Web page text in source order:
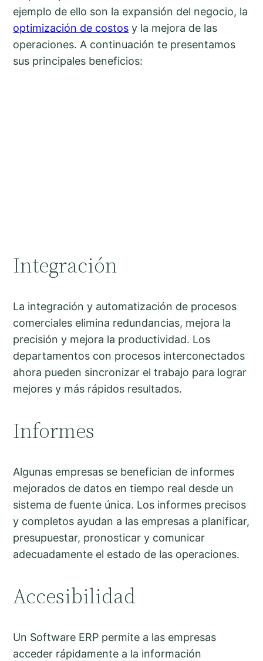
ejemplo de ello son la expansión del negocio, la
optimización de costos y la mejora de las
operaciones. A continuación te presentamos
sus principales beneficios:
Integración
La integración y automatización de procesos
comerciales elimina redundancias, mejora la
precisión y mejora la productividad. Los
departamentos con procesos interconectados
ahora pueden sincronizar el trabajo para lograr
mejores y más rápidos resultados.
Informes
Algunas empresas se benefician de informes
mejorados de datos en tiempo real desde un
sistema de fuente única. Los informes precisos
y completos ayudan a las empresas a planificar,
presupuestar, pronosticar y comunicar
adecuadamente el estado de las operaciones.
Accesibilidad
Un Software ERP permite a las empresas
acceder rápidamente a la información